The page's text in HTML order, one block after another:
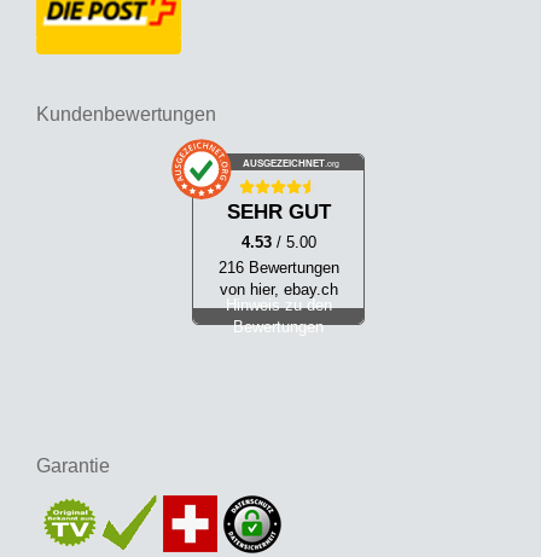
Kundenbewertungen
AUSGEZEICHNET .org
SEHR GUT
4.53 / 5.00
216 Bewertungen
von hier, ebay.ch
Hinweis zu den
Bewertungen
Garantie